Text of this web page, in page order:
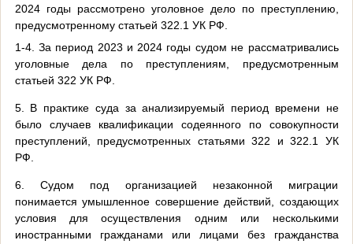
2024 годы рассмотрено уголовное дело по преступлению,
предусмотренному статьей 322.1 УК РФ.
1-4. За период 2023 и 2024 годы судом не рассматривались
уголовные дела по преступлениям, предусмотренным
статьей 322 УК РФ.
5. В практике суда за анализируемый период времени не
было случаев квалификации содеянного по совокупности
преступлений, предусмотренных статьями 322 и 322.1 УК
РФ.
6. Судом под организацией незаконной миграции
понимается умышленное совершение действий, создающих
условия для осуществления одним или несколькими
иностранными гражданами или лицами без гражданства